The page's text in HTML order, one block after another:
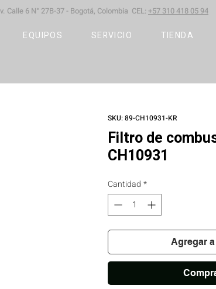
Calle 6 N° 27B-37 - Bogotá, Colombia CEL: +57 310 418 05 94
EQUIPOS SERVICIO TIENDA
SKU: 89-CH10931-KR
Filtro de
CH10931
Cantidad *
Agregar